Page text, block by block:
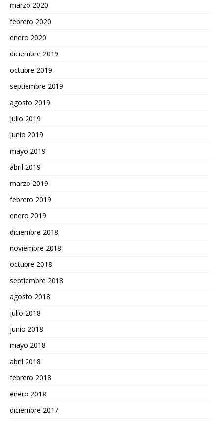
marzo 2020
febrero 2020
enero 2020
diciembre 2019
octubre 2019
septiembre 2019
agosto 2019
julio 2019
junio 2019
mayo 2019
abril 2019
marzo 2019
febrero 2019
enero 2019
diciembre 2018
noviembre 2018
octubre 2018
septiembre 2018
agosto 2018
julio 2018
junio 2018
mayo 2018
abril 2018
febrero 2018
enero 2018
diciembre 2017